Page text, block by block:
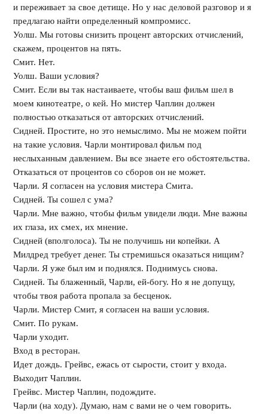
и переживает за свое детище. Но у нас деловой разговор и я
предлагаю найти определенный компромисс.
Уолш. Мы готовы снизить процент авторских отчислений,
скажем, процентов на пять.
Смит. Нет.
Уолш. Ваши условия?
Смит. Если вы так настаиваете, чтобы ваш фильм шел в
моем кинотеатре, о кей. Но мистер Чаплин должен
полностью отказаться от авторских отчислений.
Сидней. Простите, но это немыслимо. Мы не можем пойти
на такие условия. Чарли монтировал фильм под
неслыханным давлением. Вы все знаете его обстоятельства.
Отказаться от процентов со сборов он не может.
Чарли. Я согласен на условия мистера Смита.
Сидней. Ты сошел с ума?
Чарли. Мне важно, чтобы фильм увидели люди. Мне важны
их глаза, их смех, их мнение.
Сидней (вполголоса). Ты не получишь ни копейки. А
Милдред требует денег. Ты стремишься оказаться нищим?
Чарли. Я уже был им и поднялся. Поднимусь снова.
Сидней. Ты блаженный, Чарли, ей-богу. Но я не допущу,
чтобы твоя работа пропала за бесценок.
Чарли. Мистер Смит, я согласен на ваши условия.
Смит. По рукам.
Чарли уходит.
Вход в ресторан.
Идет дождь. Грейвс, ежась от сырости, стоит у входа.
Выходит Чаплин.
Грейвс. Мистер Чаплин, подождите.
Чарли (на ходу). Думаю, нам с вами не о чем говорить.